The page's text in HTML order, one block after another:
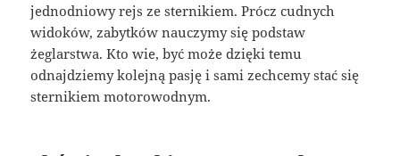
jednodniowy rejs ze sternikiem. Prócz cudnych
widoków, zabytków nauczymy się podstaw
żeglarstwa. Kto wie, być może dzięki temu
odnajdziemy kolejną pasję i sami zechcemy stać się
sternikiem motorowodnym.